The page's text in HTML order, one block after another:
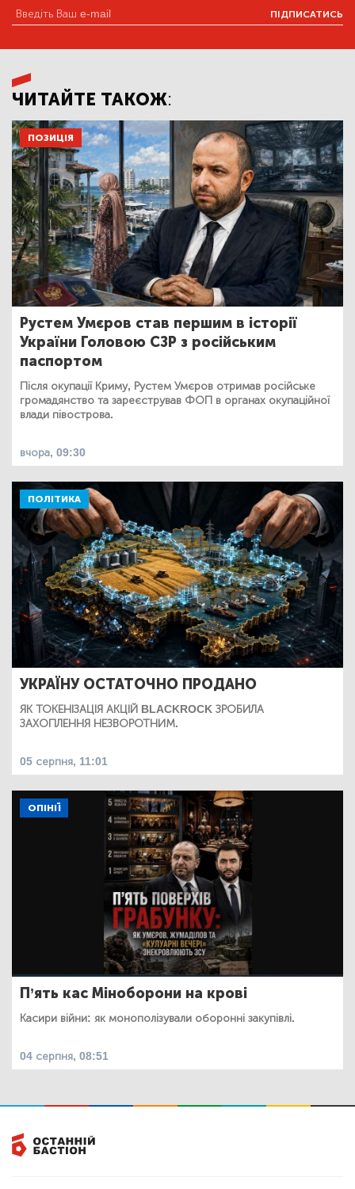
ПІДПИСАТИСЬ
ЧИТАЙТЕ ТАКОЖ:
ПОЗИЦІЯ
Рустем Умєров став першим в історії
України Головою СЗР з російським
паспортом
Після окупації Криму, Рустем Умєров отримав російське
громадянство та зареєстрував ФОП в органах окупаційної
влади півострова.
вчора, 09:30
ПОЛІТИКА
УКРАЇНУ ОСТАТОЧНО ПРОДАНО
ЯК ТОКЕНІЗАЦІЯ АКЦІЙ BLACKROCK ЗРОБИЛА
ЗАХОПЛЕННЯ НЕЗВОРОТНИМ.
05 серпня, 11:01
ОПІНІЇ
П’ять кас Міноборони на крові
Касири війни: як монополізували оборонні закупівлі.
04 серпня, 08:51